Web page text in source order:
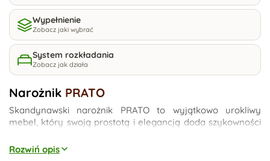
Wypełnienie
Zobacz jaki wybrać
System rozkładania
Zobacz jak działa
Narożnik PRATO
Skandynawski narożnik PRATO to wyjątkowo urokliwy
mebel, który swoją prostotą i elegancją doda szykowności
stożka są stabilne i ułatwiają utrzymanie czystości pod
meblem. Narożnik posiada funkcję spania oraz wolną
Rozwiń opis